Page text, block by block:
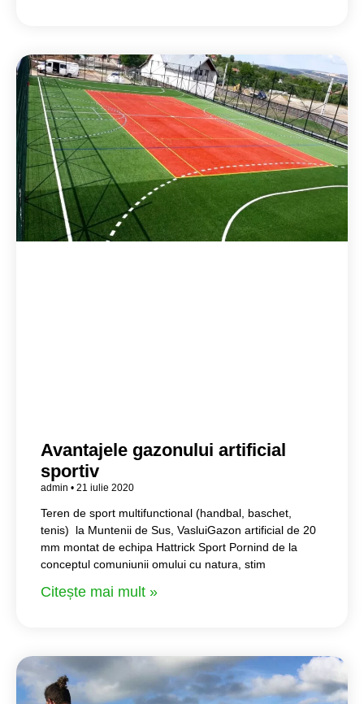
Avantajele gazonului artificial
sportiv
admin 21 iulie 2020
Teren de sport multifunctional (handbal, baschet,
tenis) la Muntenii de Sus, VasluiGazon artificial de 20
mm montat de echipa Hattrick Sport Pornind de la
conceptul comuniunii omului cu natura, stim
Citește mai mult »